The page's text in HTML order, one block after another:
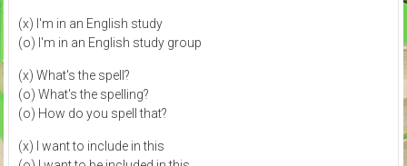
(x) I'm in an English study
(o) I'm in an English study group
(x) What's the spell?
(o) What's the spelling?
(o) How do you spell that?
(x) I want to include in this